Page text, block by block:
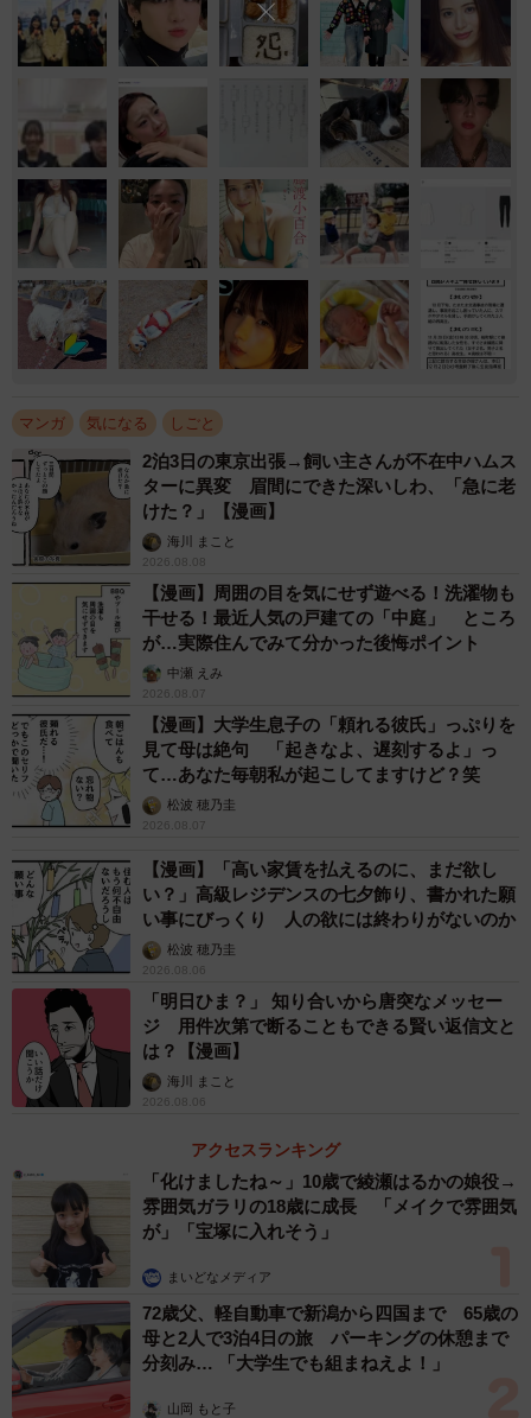
マンガ 気になる しごと
2泊3日の東京出張→飼い主さんが不在中ハムス
ターに異変 眉間にできた深いしわ、「急に老
けた？」【漫画】
海川 まこと
2026.08.08
【漫画】周囲の目を気にせず遊べる！洗濯物も
干せる！最近人気の戸建ての「中庭」 ところ
が…実際住んでみて分かった後悔ポイント
中瀬 えみ
2026.08.07
【漫画】大学生息子の「頼れる彼氏」っぷりを
見て母は絶句 「起きなよ、遅刻するよ」っ
て…あなた毎朝私が起こしてますけど？笑
松波 穂乃圭
2026.08.07
【漫画】「高い家賃を払えるのに、まだ欲し
い？」高級レジデンスの七夕飾り、書かれた願
い事にびっくり 人の欲には終わりがないのか
松波 穂乃圭
2026.08.06
「明日ひま？」 知り合いから唐突なメッセー
ジ 用件次第で断ることもできる賢い返信文と
は？【漫画】
海川 まこと
2026.08.06
アクセスランキング
「化けましたね～」10歳で綾瀬はるかの娘役→
雰囲気ガラリの18歳に成長 「メイクで雰囲気
が」「宝塚に入れそう」
まいどなメディア
72歳父、軽自動車で新潟から四国まで 65歳の
母と2人で3泊4日の旅 パーキングの休憩まで
分刻み… 「大学生でも組まねえよ！」
山岡 もと子